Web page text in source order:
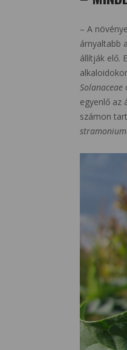
– A
árnyaltabb
állítják elő.
Solanaceae
egyenlő az
számon